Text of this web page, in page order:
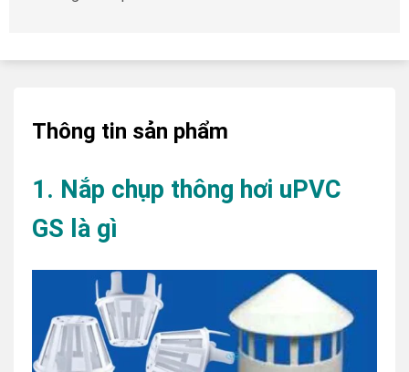
Thông tin sản phẩm
1. Nắp chụp thông hơi uPVC
GS là gì